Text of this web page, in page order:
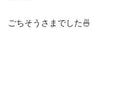
ごちそうさまでした🍜